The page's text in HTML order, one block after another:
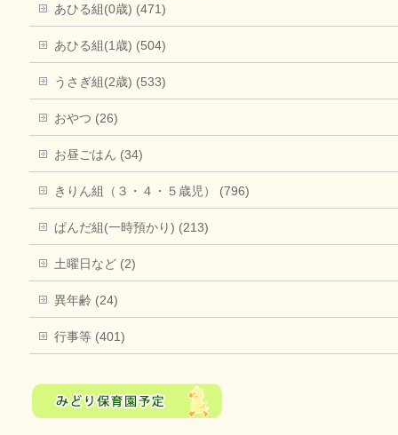
あひる組(0歳) (471)
あひる組(1歳) (504)
うさぎ組(2歳) (533)
おやつ (26)
お昼ごはん (34)
きりん組（３・４・５歳児） (796)
ぱんだ組(一時預かり) (213)
土曜日など (2)
異年齢 (24)
行事等 (401)